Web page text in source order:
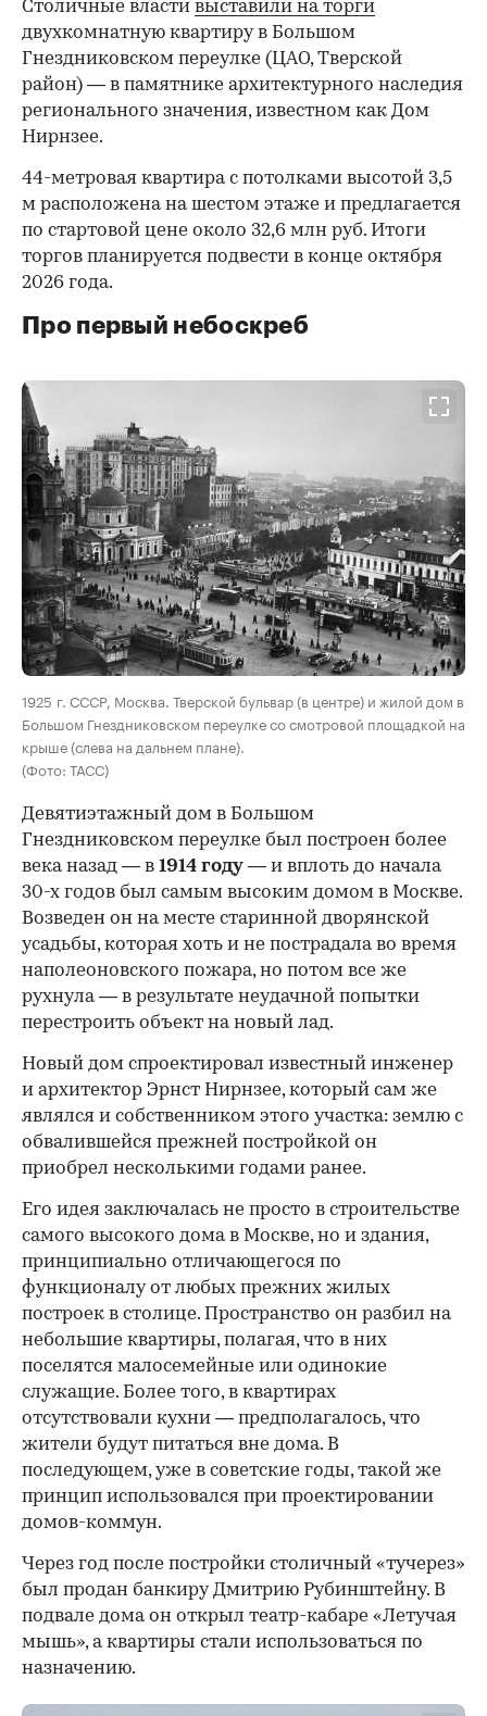
Столичные власти выставили на торги
двухкомнатную квартиру в Большом
Гнездниковском переулке (ЦАО, Тверской
район) — в памятнике архитектурного наследия
регионального значения, известном как Дом
Нирнзее.
44-метровая квартира с потолками высотой 3,5
м расположена на шестом этаже и предлагается
по стартовой цене около 32,6 млн руб. Итоги
торгов планируется подвести в конце октября
2026 года.
Про первый небоскреб
00:00 / 00:00
1925 г. СССР, Москва. Тверской бульвар (в центре) и жилой дом в
Большом Гнездниковском переулке со смотровой площадкой на
крыше (слева на дальнем плане).
(Фото: ТАСС)
Девятиэтажный дом в Большом
Гнездниковском переулке был построен более
века назад — в 1914 году — и вплоть до начала
30-х годов был самым высоким домом в Москве.
Возведен он на месте старинной дворянской
усадьбы, которая хоть и не пострадала во время
наполеоновского пожара, но потом все же
рухнула — в результате неудачной попытки
перестроить объект на новый лад.
Новый дом спроектировал известный инженер
и архитектор Эрнст Нирнзее, который сам же
являлся и собственником этого участка: землю с
обвалившейся прежней постройкой он
приобрел несколькими годами ранее.
Его идея заключалась не просто в строительстве
самого высокого дома в Москве, но и здания,
принципиально отличающегося по
функционалу от любых прежних жилых
построек в столице. Пространство он разбил на
небольшие квартиры, полагая, что в них
поселятся малосемейные или одинокие
служащие. Более того, в квартирах
отсутствовали кухни — предполагалось, что
жители будут питаться вне дома. В
последующем, уже в советские годы, такой же
принцип использовался при проектировании
домов-коммун.
Через год после постройки столичный «тучерез»
был продан банкиру Дмитрию Рубинштейну. В
подвале дома он открыл театр-кабаре «Летучая
мышь», а квартиры стали использоваться по
назначению.